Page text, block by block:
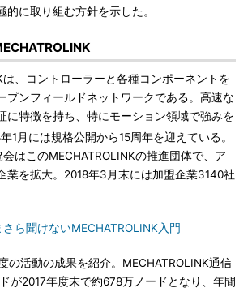
的に取り組む方針を示した。
、コントローラーと各種コンポーネントを
プンフィールドネットワークである。高速な
に特徴を持ち、特にモーション領域で強みを
1月には規格公開から15周年を迎えている。
会はこのMECHATROLINKの推進団体で、ア
業を拡大。2018年3月末には加盟企業3140社
さら聞けないMECHATROLINK入門
の活動の成果を紹介。MECHATROLINK通信
が2017年度末で約678万ノードとなり、年間